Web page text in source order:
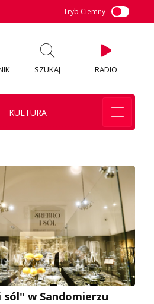
Tryb Ciemny
SZUKAJ RADIO
KULTURA
sól" w Sandomierzu